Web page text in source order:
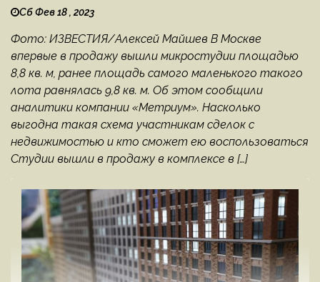
Сб Фев 18 , 2023
Фото: ИЗВЕСТИЯ/Алексей Майшев В Москве
впервые в продажу вышли микростудии площадью
8,8 кв. м, ранее площадь самого маленького такого
лота равнялась 9,8 кв. м. Об этом сообщили
аналитики компании «Метриум». Насколько
выгодна такая схема участникам сделок с
недвижимостью и кто сможет ею воспользоваться
Студии вышли в продажу в комплексе в […]